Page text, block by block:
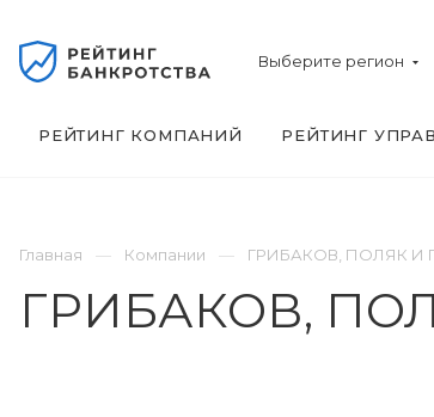
Выберите регион
РЕЙТИНГ КОМПАНИЙ РЕЙТИНГ
Главная Компании ГРИБАКОВ, ПОЛЯК И
ГРИБАКОВ,